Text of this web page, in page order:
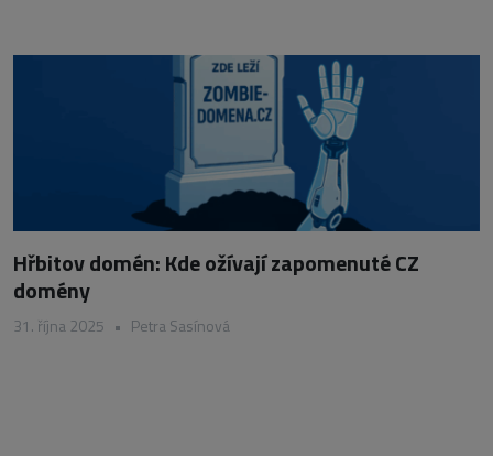
Hřbitov domén: Kde ožívají zapomenuté CZ
domény
31. října 2025 • Petra Sasínová